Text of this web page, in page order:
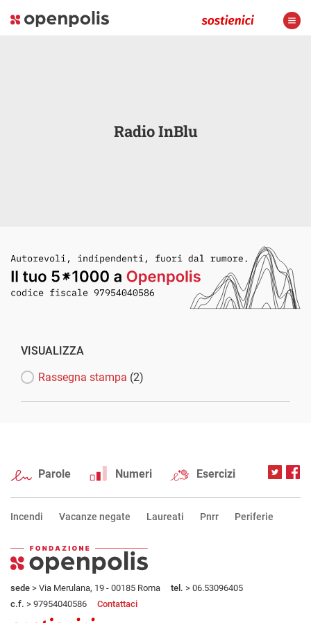
Radio InBlu
VISUALIZZA
Rassegna stampa (2)
Parole Numeri Esercizi
Incendi Vacanze negate Laureati Pnrr Periferie
sede > Via Merulana, 19 - 00185 Roma tel. > 06.53096405
c.f. > 97954040586 Contattaci